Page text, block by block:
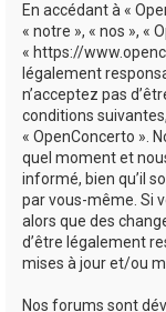
En accédant à «
« notre », « nos », «
« https://
légalement
n’acceptez pas
conditions
« OpenConcerto ».
quel moment et
informé, bien qu’il
par vous-même. Si
alors que des
d’être légalement
mises à jour et/ou
Nos forums sont